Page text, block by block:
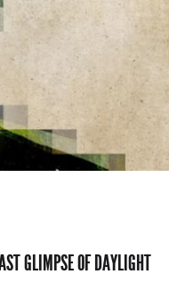
GLIMPSE OF DAYLIGHT